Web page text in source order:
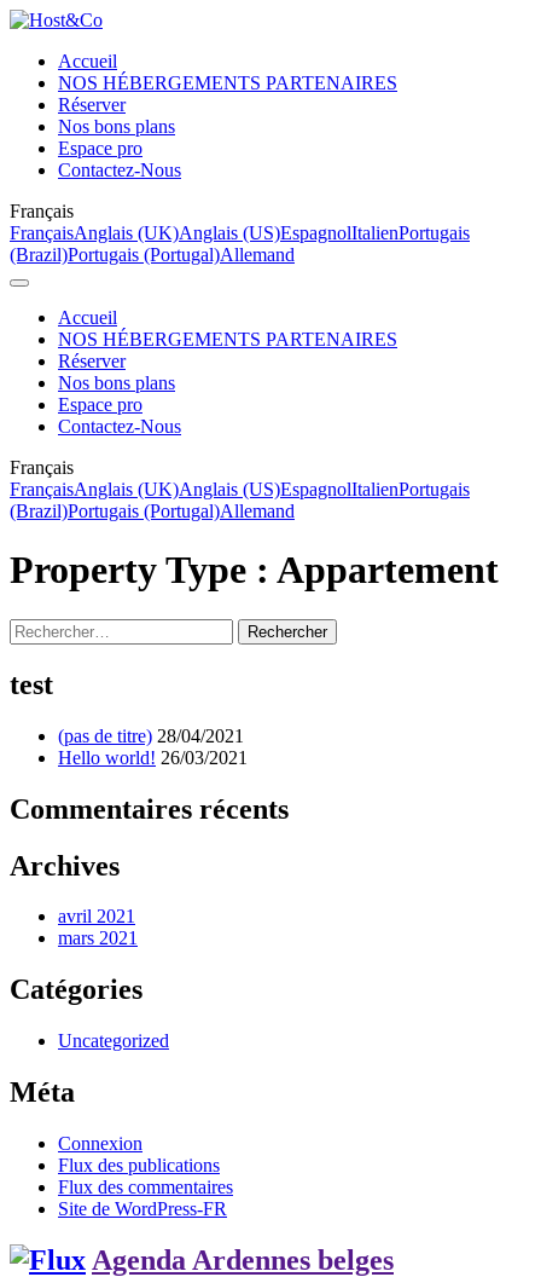
Accueil
NOS HÉBERGEMENTS PARTENAIRES
Réserver
Nos bons plans
Espace pro
Contactez-Nous
Français
FrançaisAnglais (UK)Anglais (US)EspagnolItalienPortugais
(Brazil)Portugais (Portugal)Allemand
Accueil
NOS HÉBERGEMENTS PARTENAIRES
Réserver
Nos bons plans
Espace pro
Contactez-Nous
Français
FrançaisAnglais (UK)Anglais (US)EspagnolItalienPortugais
(Brazil)Portugais (Portugal)Allemand
Property Type : Appartement
Rechercher :
test
(pas de titre) 28/04/2021
Hello world! 26/03/2021
Commentaires récents
Archives
avril 2021
mars 2021
Catégories
Uncategorized
Méta
Connexion
Flux des publications
Flux des commentaires
Site de WordPress-FR
Agenda Ardennes belges